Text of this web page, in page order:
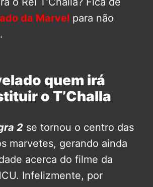
da Marvel para não
quem irá
o T’Challa
2 se tornou o centro das
marvetes, gerando ainda
acerca do filme da
Infelizmente, por